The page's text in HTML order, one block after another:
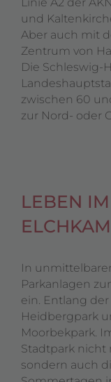
und
Aber auch mit
Zentrum von
Die Schleswig-
zwischen 60
zur Nord- oder
LEBEN
In
Parkanlagen
ein. Entlang
Heidbergpark
Moorbekpark.
Stadtpark nicht
sondern auch